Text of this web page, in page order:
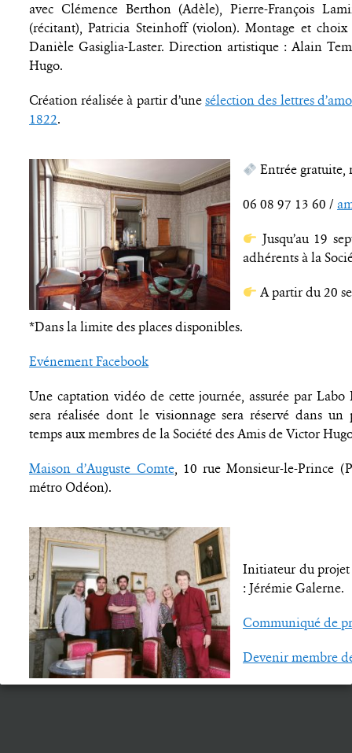
avec Clémence Berthon (Adèle), Pierre-François
(récitant), Patricia Steinhoff (violon). Montage et choix
Danièle Gasiglia-Laster. Direction artistique : Alain
Hugo.
Création réalisée à partir d’unesélection des lettres
1822.
Entrée gratuite,
06 08 97 13 60 /
Jusqu’au 19
adhérents à la
A partir du 20
*Dans la limite des places disponibles.
Evénement Facebook
Une captation vidéo de cette journée, assurée par Labo
sera réalisée dont le visionnage sera réservé dans un
temps aux membres de la Société des Amis de Victor
Maison d’Auguste Comte, 10 rue Monsieur-le-Prince
métro Odéon).
Initiateur du
: Jérémie Galerne.
Communiqué de
Devenir membre